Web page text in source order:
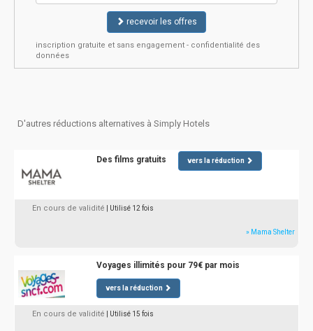
recevoir les offres
inscription gratuite et sans engagement - confidentialité des
données
D'autres réductions alternatives à Simply Hotels
Des films gratuits vers la réduction
En cours de validité | Utilisé 12 fois
» Mama Shelter
Voyages illimités pour 79€ par mois
vers la réduction
En cours de validité | Utilisé 15 fois